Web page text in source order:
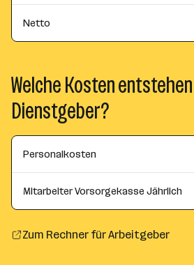
Netto
Welche Kosten
Dienstgeber?
Personalkosten
Mitarbeiter Vorsorgekasse Jährlich
Zum Rechner für Arbeitgeber